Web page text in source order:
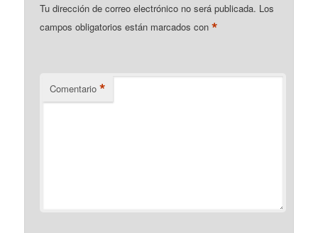
Tu dirección de correo electrónico no será publicada. Los
campos obligatorios están marcados con*
Comentario *